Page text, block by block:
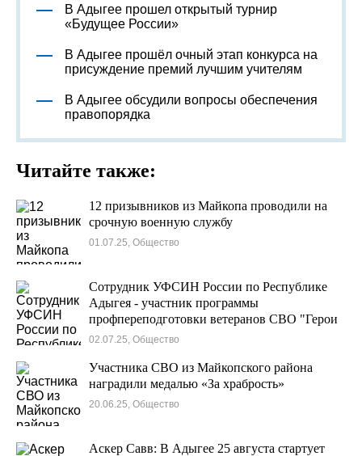
В Адыгее прошел открытый турнир
«Будущее России»
В Адыгее прошёл очный этап конкурса на
присуждение премий лучшим учителям
В Адыгее обсудили вопросы обеспечения
правопорядка
Читайте также:
12 призывников из Майкопа проводили на
срочную военную службу
01.07.25, Общество
Сотрудник УФСИН России по Республике
Адыгея - участник программы
профпереподготовки ветеранов СВО "Герои
Адыгеи"
02.07.25, Общество
Участника СВО из Майкопского района
наградили медалью «За храбрость»
20.06.25, Общество
Аскер Савв: В Адыгее 25 августа стартует